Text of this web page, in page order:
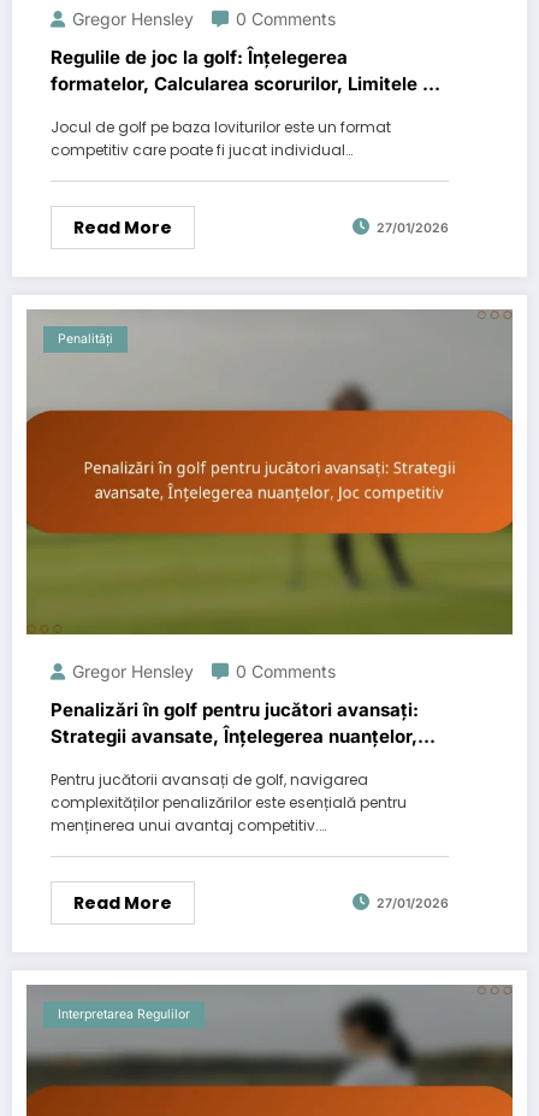
Gregor Hensley 0 Comments
Regulile de joc la golf: Înțelegerea
formatelor, Calcularea scorurilor, Limitele de
Jocul de golf pe baza loviturilor este un format
competitiv care poate fi jucat individual…
Read More 27/01/2026
Penalități
Gregor Hensley 0 Comments
Penalizări în golf pentru jucători avansați:
Strategii avansate, Înțelegerea nuanțelor,
Pentru jucătorii avansați de golf, navigarea
complexităților penalizărilor este esențială pentru
menținerea unui avantaj competitiv.…
Read More 27/01/2026
Interpretarea Regulilor